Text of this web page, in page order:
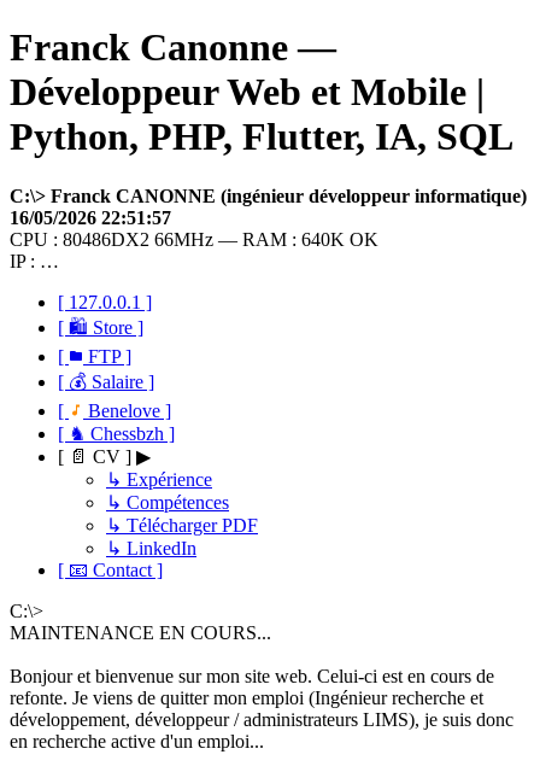
Franck Canonne —
Développeur Web et Mobile |
Python, PHP, Flutter, IA, SQL
C:\> Franck CANONNE (ingénieur développeur informatique)
16/05/2026 22:51:57
CPU : 80486DX2 66MHz — RAM : 640K OK
IP : …
[ 127.0.0.1 ]
[ 🛍 Store ]
[
FTP ]
[ 💰 Salaire ]
[
Benelove ]
[ ♞ Chessbzh ]
[ 📄 CV ] ▶
↳ Expérience
↳ Compétences
↳ Télécharger PDF
↳ LinkedIn
[ 📧 Contact ]
C:\>
MAINTENANCE EN COURS...
Bonjour et bienvenue sur mon site web. Celui-ci est en cours de
refonte. Je viens de quitter mon emploi (Ingénieur recherche et
développement, développeur / administrateurs LIMS), je suis donc
en recherche active d'un emploi...